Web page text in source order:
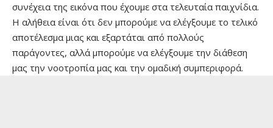
συνέχεια της εικόνα που έχουμε στα τελευταία παιχνίδια.
Η αλήθεια είναι ότι δεν μπορούμε να ελέγξουμε το τελικό
αποτέλεσμα μιας και εξαρτάται από πολλούς
παράγοντες, αλλά μπορούμε να ελέγξουμε την διάθεση
μας την νοοτροπία μας και την ομαδική συμπεριφορά.